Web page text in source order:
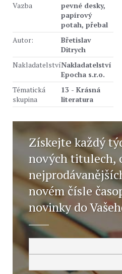
Vazba
pevné desky,
papírový
potah, přebal
Autor:
Břetislav
Ditrych
NakladatelstvíNakladatelství
Epocha s.r.o.
Tématická
skupina
13 - Krásná
literatura
Získejte každý
nových titulech,
novém čísle
novinky do